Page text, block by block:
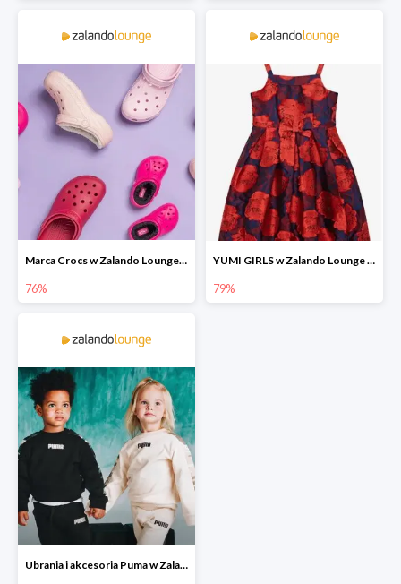
Marca Crocs w Zalando Lounge do -76%
76%
YUMI GIRLS w Zalando Lounge do -79%
79%
Ubrania i akcesoria Puma w Zalando Lounge do -60%